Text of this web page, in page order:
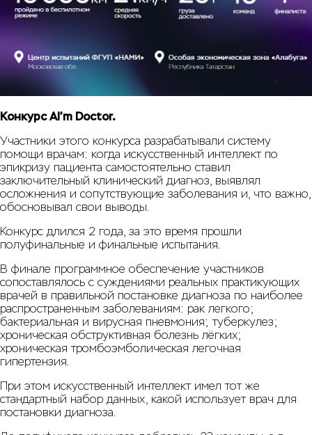
Конкурс AI’m Doctor.
Участники этого конкурса разрабатывали систему
помощи врачам: когда искусственный интеллект по
эпикризу пациента самостоятельно ставил
заключительный клинический диагноз, выявлял
осложнения и сопутствующие заболевания и, что важно,
обосновывал свои выводы.
Конкурс длился 2 года, за это время прошли
полуфинальные и финальные испытания.
В финале программное обеспечение участников
сопоставлялось с суждениями реальных практикующих
врачей в правильной постановке диагноза по наиболее
распространенным заболеваниям: рак легкого;
бактериальная и вирусная пневмония; туберкулез;
хроническая обструктивная болезнь лёгких;
хроническая тромбоэмболическая легочная
гипертензия.
При этом искусственный интеллект имел тот же
стандартный набор данных, какой использует врач для
постановки диагноза.